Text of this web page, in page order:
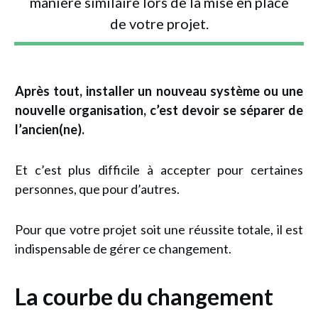
de votre projet.
Après tout, installer un nouveau système ou une
nouvelle organisation, c’est devoir se séparer de
l’ancien(ne).
Et c’est plus difficile à accepter pour certaines
personnes, que pour d’autres.
Pour que votre projet soit une réussite totale, il est
indispensable de gérer ce changement.
La courbe du changement